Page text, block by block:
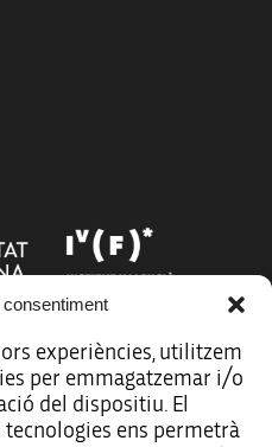
experiències, utilitzem
per emmagatzemar i/o
del dispositiu. El
ens permetrà
a la innovació